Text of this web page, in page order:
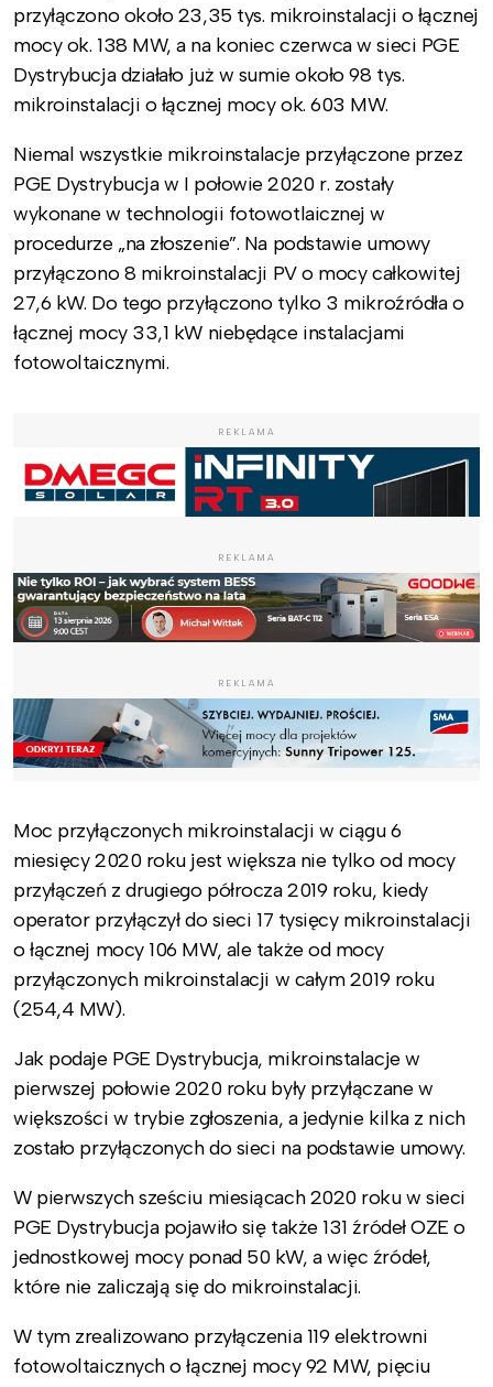
przyłączono około 23,35 tys. mikroinstalacji o łącznej
mocy ok. 138 MW, a na koniec czerwca w sieci PGE
Dystrybucja działało już w sumie około 98 tys.
mikroinstalacji o łącznej mocy ok. 603 MW.
Niemal wszystkie mikroinstalacje przyłączone przez
PGE Dystrybucja w I połowie 2020 r. zostały
wykonane w technologii fotowotlaicznej w
procedurze „na złoszenie”. Na podstawie umowy
przyłączono 8 mikroinstalacji PV o mocy całkowitej
27,6 kW. Do tego przyłączono tylko 3 mikroźródła o
łącznej mocy 33,1 kW niebędące instalacjami
fotowoltaicznymi.
REKLAMA
REKLAMA
REKLAMA
Moc przyłączonych mikroinstalacji w ciągu 6
miesięcy 2020 roku jest większa nie tylko od mocy
przyłączeń z drugiego półrocza 2019 roku, kiedy
operator przyłączył do sieci 17 tysięcy mikroinstalacji
o łącznej mocy 106 MW, ale także od mocy
przyłączonych mikroinstalacji w całym 2019 roku
(254,4 MW).
Jak podaje PGE Dystrybucja, mikroinstalacje w
pierwszej połowie 2020 roku były przyłączane w
większości w trybie zgłoszenia, a jedynie kilka z nich
zostało przyłączonych do sieci na podstawie umowy.
W pierwszych sześciu miesiącach 2020 roku w sieci
PGE Dystrybucja pojawiło się także 131 źródeł OZE o
jednostkowej mocy ponad 50 kW, a więc źródeł,
które nie zaliczają się do mikroinstalacji.
W tym zrealizowano przyłączenia 119 elektrowni
fotowoltaicznych o łącznej mocy 92 MW, pięciu